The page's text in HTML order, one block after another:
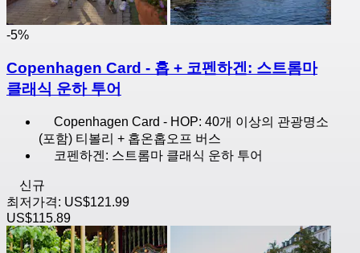
-5%
Copenhagen Card - 홉 + 코펜하겐: 스트롬마
클래식 운하 투어
Copenhagen Card - HOP: 40개 이상의 관광명소
(포함) 티볼리 + 홉온홉오프 버스
코펜하겐: 스트롬마 클래식 운하 투어
신규
최저가격: US$121.99
US$115.89